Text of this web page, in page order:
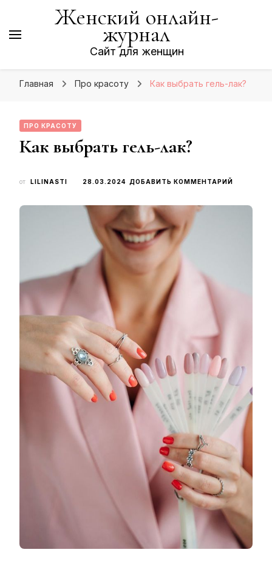
Женский онлайн-
журнал
Сайт для женщин
Главная Про красоту Как выбрать гель-лак?
ПРО КРАСОТУ
Как выбрать гель-лак?
от LILINASTI 28.03.2024 ДОБАВИТЬ КОММЕНТАРИЙ